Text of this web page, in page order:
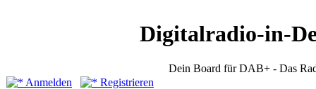
Digitalradio-in-
Dein Board für DAB+ - Das
Anmelden
Registrieren